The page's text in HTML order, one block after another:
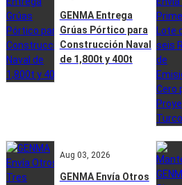
GENMA Entrega
Grúas Pórtico para
Construcción Naval
de 1,800t y 400t
Aug 03, 2026
GENMA Envía Otros